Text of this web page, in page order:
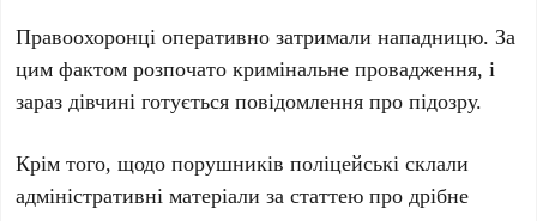
Правоохоронці оперативно затримали нападницю. За
цим фактом розпочато кримінальне провадження, і
зараз дівчині готується повідомлення про підозру.
Крім того, щодо порушників поліцейські склали
адміністративні матеріали за статтею про дрібне